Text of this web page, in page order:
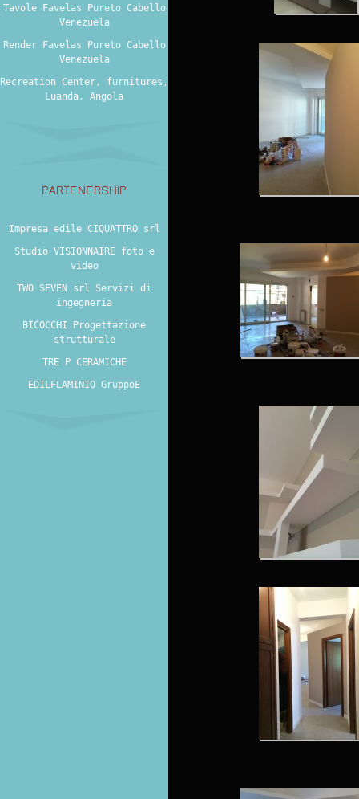
Tavole Favelas Pureto Cabello
Venezuela
Render Favelas Pureto Cabello
Venezuela
Recreation Center, furnitures,
Luanda, Angola
PARTENERSHIP
Impresa edile CIQUATTRO srl
Studio VISIONNAIRE foto e
video
TWO SEVEN srl Servizi di
ingegneria
BICOCCHI Progettazione
strutturale
TRE P CERAMICHE
EDILFLAMINIO GruppoE